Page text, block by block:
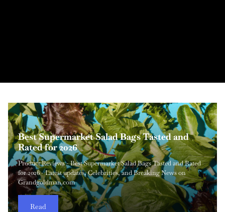
Shark PowerDetect Speed Clean Pet Pro
Review: Self-Emptying
The Shark PowerDetect Speed Clean and Empty Pet Pro cordless
vacuum (model IA3241UKT) aims to make vacuuming as
frictionless as possible with its i...
Read
Best Supermarket Salad Bags Tasted and
Rated for 2026
Product Reviews - Best Supermarket Salad Bags Tasted and Rated
for 2026 - Latest updates, Celebrities, and Breaking News on
Grandgoldman.com
Read
2026年に本当に買うべき母の日のおすすめお
得なギフト26選
製品レビュー - 2026年に本当に買うべき母の日おすすめセール26
選 - Grandgoldman.comで最新ニュースと知っておくべきすべて
の情報をお届けします。
Read
PlayHot ポータブル手持ち扇風機 レビュー
旅行やオフィスデスク、暑い夏の屋外シーン向けの軽量で超携
帯可能な冷却ソリューションをお探しなら、PlayHot Portable
Handheld Personal Fan は、私が最近テストした中で最も実用的
なマイクロ冷却デバイスの一つです。 私はコンパクトな気流製
品を長時間分析しており、こ...
Read
レビュー（私の発見） この厳密な形式で出力
してください（``` フェンス、説明、追加のテキ
ストはありません）:
偶発的なこぼれ、ペットの汚れ、または張り布の染みなどに対
処する家庭にとって、信頼性の高いスポットクリーニング機を
ownership することは最も賢い投資の一つです。Bissell Little
Green Portable Carpet Cleaner は、そのクラスで最も実用的なコ
ンパク...
Read
AUTOMAN 調節可能なガーデンホースノズル
のレビュー
正確な水量制御、耐久性、快適な取り扱いを提供する信頼性の
高いガーデンホース用アクセサリを探す際、多くの家庭の所有
者や園芸家は調整式散水ノズルを比較検討します。 AUTOMAN
Adjustable Garden Hose Nozzle は、日常の屋外への散水作業、
車の洗浄から繊細な植物の手入れ...
Read
HOMESUREの頑丈な収納袋 レビュー
Grandgoldman.com の家庭用整理用品のレビューを長年行ってき
た中で、多くの収納ソリューションは価格のために耐久性を犠
牲にして失敗してしまうことが多いと感じました。HOMESURE
Strong Storage Bags は、ダンボール箱のかさばりや安価なトート
の脆さを伴わず、引っ...
Read
LEVOIT コア 200S スマート空気清浄機 レビ
ュー（必見です）
家庭用の空気質製品を定期的に評価している者として、性能、
使い勝手、価値の観点から LEVOIT Core 200S Smart Air Purifier
を分析しました。室内空気清浄は、アレルギーの緩和、煙の低
減、より清潔な呼吸環境の維持に欠かせず、特に都会のアパー
トやペットを飼う家庭ではその...
Read
Dreo Velocity 首振りタワーファン レビュー
夏の暑さが本格化したり室内の空気がこもるとき、強力なタワ
ーファンは家庭やオフィスにおける最も実用的な冷却アップグ
レードのひとつです。静音性と効率的な風量を両立する複数の
現代ファンを試した結果、Dreo Velocity Oscillating Tower Fan
は、強力な風量、洗練されたデザイ...
Read
シャーク HV302 ロケット 超軽量掃除機 レビ
ュー
伝統的なアップライト型のかさばりを避けつつ、軽量で強力な
吸引力を提供する掃除機を探しているなら、Shark HV302 Rocket
Ultra-Light Vacuum はこのカテゴリで最も話題になっている選択
肢のひとつです。スティック型掃除機は携帯性と驚くべき清掃
力を両立させることで人気が...
Read